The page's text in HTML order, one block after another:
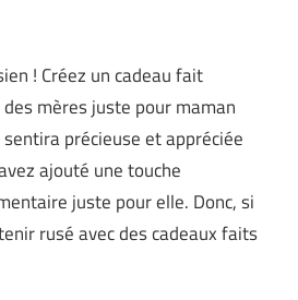
! Créez un cadeau fait
mères juste pour maman
précieuse et appréciée
ajouté une touche
juste pour elle. Donc, si
rusé avec des cadeaux faits